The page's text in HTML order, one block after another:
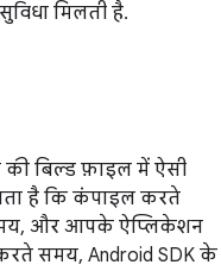
मिलती है.
बिल्ड फ़ाइल में ऐसी
है कि कंपाइल करते
और आपके ऐप्लिकेशन
समय, Android SDK के